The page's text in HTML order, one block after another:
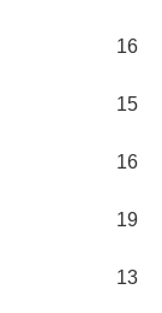
16
15
16
19
13